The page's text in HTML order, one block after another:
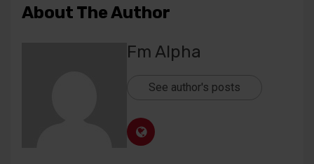
About The Author
Fm Alpha
See author's posts